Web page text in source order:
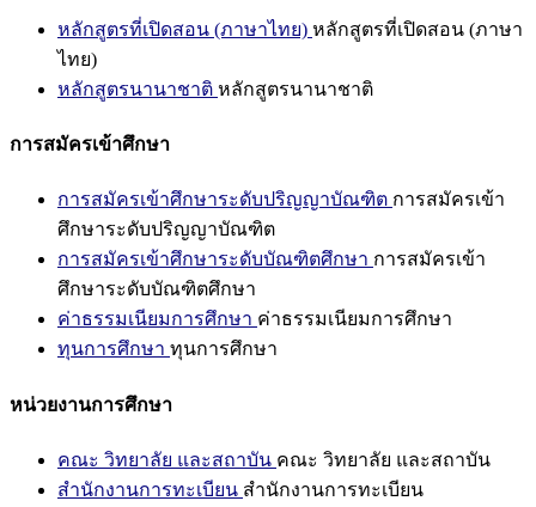
หลักสูตรที่เปิดสอน (ภาษาไทย) หลักสูตรที่เปิดสอน (ภาษา
ไทย)
หลักสูตรนานาชาติ หลักสูตรนานาชาติ
การสมัครเข้าศึกษา
การสมัครเข้าศึกษาระดับปริญญาบัณฑิต การสมัครเข้า
ศึกษาระดับปริญญาบัณฑิต
การสมัครเข้าศึกษาระดับบัณฑิตศึกษา การสมัครเข้า
ศึกษาระดับบัณฑิตศึกษา
ค่าธรรมเนียมการศึกษา ค่าธรรมเนียมการศึกษา
ทุนการศึกษา ทุนการศึกษา
หน่วยงานการศึกษา
คณะ วิทยาลัย และสถาบัน คณะ วิทยาลัย และสถาบัน
สำนักงานการทะเบียน สำนักงานการทะเบียน